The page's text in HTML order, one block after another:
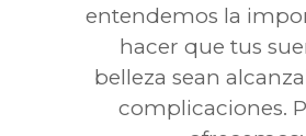
entendemos la
hacer que tus
belleza sean
complicaciones.